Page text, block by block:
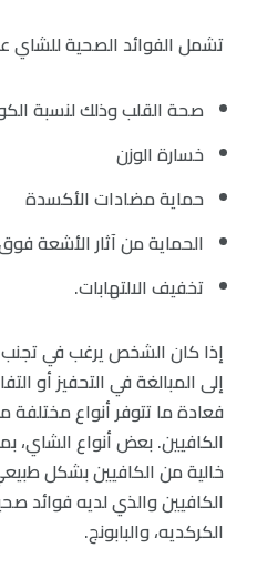
تشمل الفوائد الصحية للشاي
صحة القلب وذلك لنسبة
خسارة الوزن
حماية مضادات الأكسدة
الحماية من آثار الأشعة
تخفيف الالتهابات.
إذا كان الشخص يرغب في
إلى المبالغة في التحفيز أو
فعادة ما تتوفر أنواع
الكافيين. بعض أنواع الشاي،
خالية من الكافيين بشكل
الكافيين والذي لديه فوائد
الكركديه، والبابونج.